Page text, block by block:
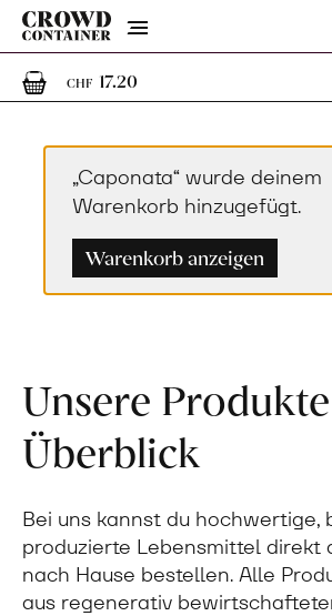
Menu
CHF 17.201 Artikel im
„Caponata“ wurde deinem
Warenkorb hinzugefügt.
Warenkorb anzeigen
Unsere
Überblick
Bei uns kannst du hochwertige,
produzierte Lebensmittel direkt
nach Hause bestellen. Alle
aus regenerativ